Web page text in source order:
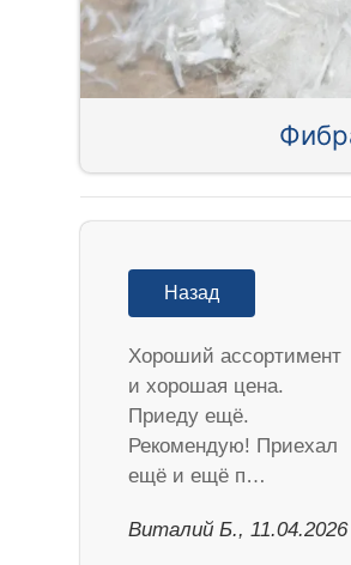
Назад
Хороший ассортимент
и хорошая цена.
Приеду ещё.
Рекомендую! Приехал
ещё и ещё п…
Виталий Б., 11.04.2026